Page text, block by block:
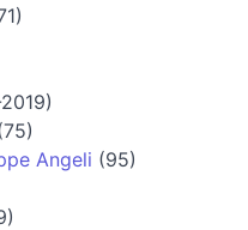
Angeli (95)